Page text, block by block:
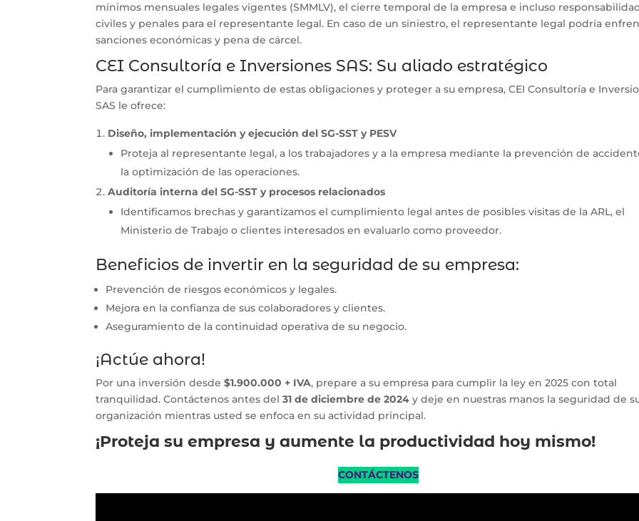
mínimos mensuales legales vigentes (SMMLV), el cierre temporal de la empresa e incluso
civiles y penales para el representante legal. En caso de un siniestro, el representante legal podría
sanciones económicas y pena de cárcel.
CEI Consultoría e Inversiones SAS: Su aliado estratégico
Para garantizar el cumplimiento de estas obligaciones y proteger a su empresa, CEI Consultoría e
SAS le ofrece:
Diseño, implementación y ejecución del SG-SST y PESV
Proteja al representante legal, a los trabajadores y a la empresa mediante la prevención de
la optimización de las operaciones.
Auditoría interna del SG-SST y procesos relacionados
Identificamos brechas y garantizamos el cumplimiento legal antes de posibles visitas de la ARL, el
Ministerio de Trabajo o clientes interesados en evaluarlo como proveedor.
Beneficios de invertir en la seguridad de su empresa:
Prevención de riesgos económicos y legales.
Mejora en la confianza de sus colaboradores y clientes.
Aseguramiento de la continuidad operativa de su negocio.
¡Actúe ahora!
Por una inversión desde$1.900.000 + IVA, prepare a su empresa para cumplir la ley en 2025 con total
tranquilidad. Contáctenos antes del31 de diciembre de 2024 y deje en nuestras manos la seguridad de
organización mientras usted se enfoca en su actividad principal.
¡Proteja su empresa y aumente la productividad hoy mismo!
CONTÁCTENOS